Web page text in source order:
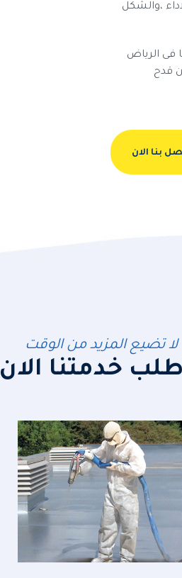
،والشكل
الرياض
قدح
بنا الان
لا تضيع المزيد من الوقت
خدمتنا الان